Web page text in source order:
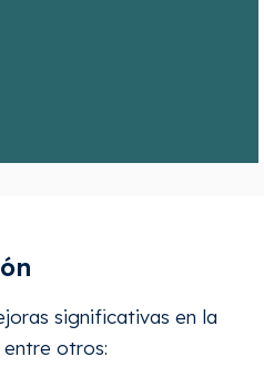
significativas en la
otros: